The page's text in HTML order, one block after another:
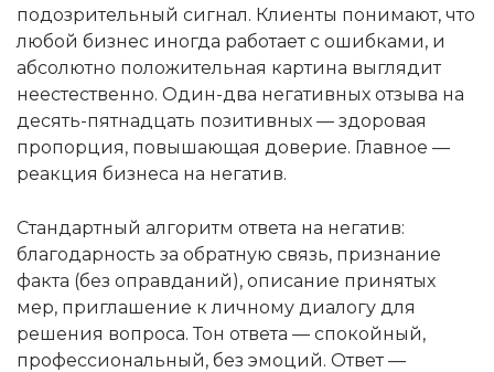
подозрительный сигнал. Клиенты понимают, что
любой бизнес иногда работает с ошибками, и
абсолютно положительная картина выглядит
неестественно. Один-два негативных отзыва на
десять-пятнадцать позитивных — здоровая
пропорция, повышающая доверие. Главное —
реакция бизнеса на негатив.
Стандартный алгоритм ответа на негатив:
благодарность за обратную связь, признание
факта (без оправданий), описание принятых
мер, приглашение к личному диалогу для
решения вопроса. Тон ответа — спокойный,
профессиональный, без эмоций. Ответ —